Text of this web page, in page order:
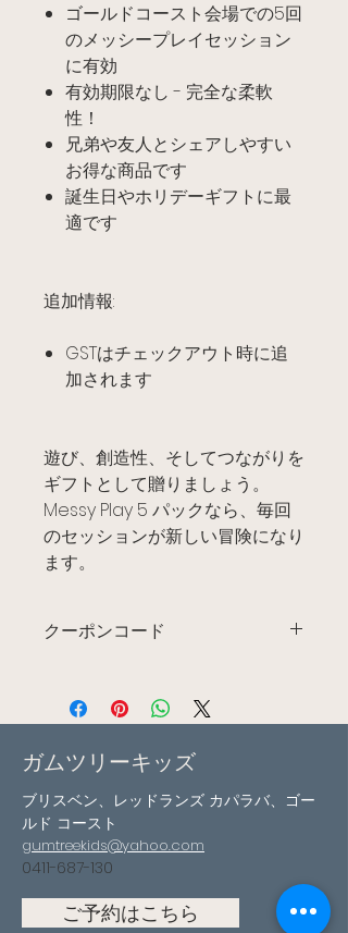
ゴールドコースト会場での5回
のメッシープレイセッション
に有効
有効期限なし - 完全な柔軟
性！
兄弟や友人とシェアしやすい
お得な商品です
誕生日やホリデーギフトに最
適です
追加情報:
GSTはチェックアウト時に追
加されます
遊び、創造性、そしてつながりを
ギフトとして贈りましょう。
Messy Play 5 パックなら、毎回
のセッションが新しい冒険になり
ます。
クーポンコード
クーポンコードについては私に連絡し
てください!
いただけます!
ガムツリーキッズ
ブリスベン、レッドランズ カパラバ、ゴー
ルド コースト
gumtreekids@yahoo.com
0411-687-130
ご予約はこちら